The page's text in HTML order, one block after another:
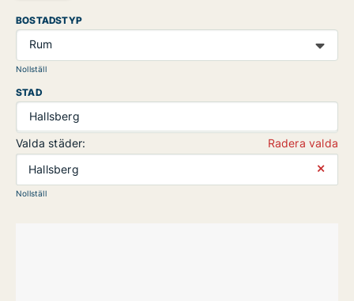
BOSTADSTYP
Rum
Nollställ
STAD
Hallsberg
Valda städer:
Radera valda
Hallsberg
⨯
Nollställ